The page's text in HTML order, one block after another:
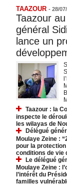
TAAZOUR - 28/
Taazour
général
lance un
Taazour : la
inspecte le
les wilayas de
Délégué
Moulaye Zeine :
pour la
conditions de vie
Le délégué
Moulaye Zeine :
l’intérêt du
familles